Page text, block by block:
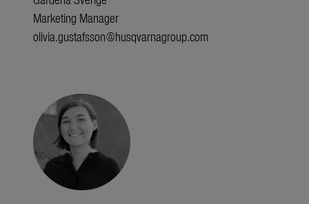
Marketing Manager
olivia.gustafsson@husqvarnagroup.com